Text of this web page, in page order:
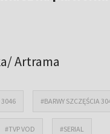
Artrama
3046 #BARWY SZCZĘŚCIA
#TVP VOD #SERIAL